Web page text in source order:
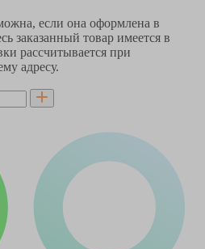
если она оформлена в
заказанный товар имеется в
рассчитывается при
адресу.